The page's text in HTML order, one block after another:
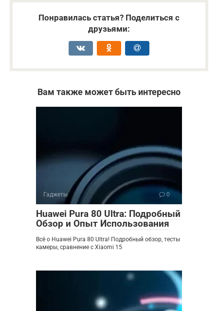
Понравилась статья? Поделиться с
друзьями:
Вам также может быть интересно
Гаджеты 0
Huawei Pura 80 Ultra: Подробный
Обзор и Опыт Использования
Всё о Huawei Pura 80 Ultra! Подробный обзор, тесты
камеры, сравнение с Xiaomi 15